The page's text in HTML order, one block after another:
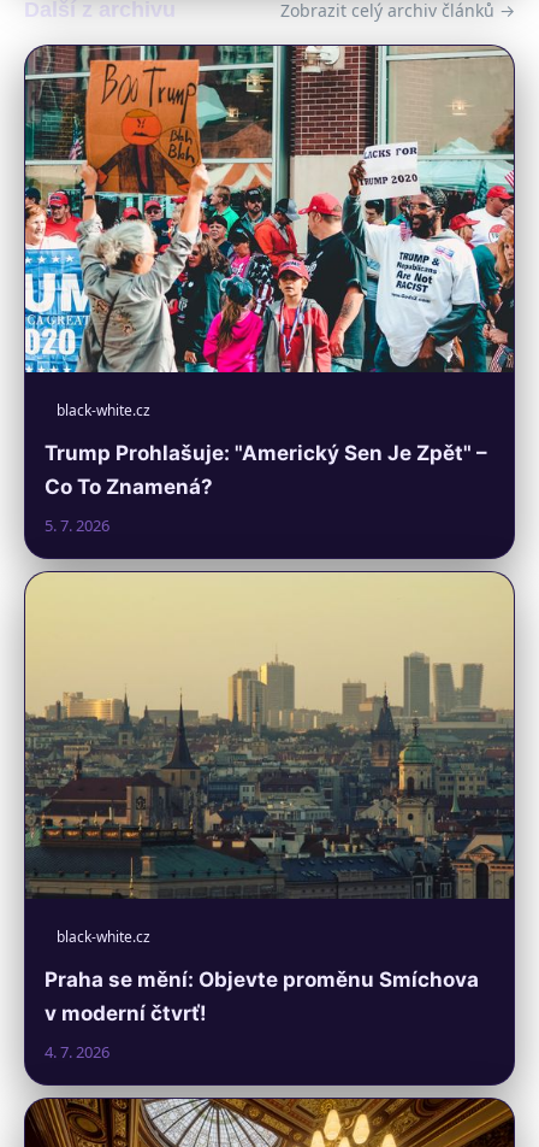
Další z archivu Zobrazit celý archiv článků →
black-white.cz
Trump Prohlašuje: "Americký Sen Je Zpět" –
Co To Znamená?
5. 7. 2026
black-white.cz
Praha se mění: Objevte proměnu Smíchova
v moderní čtvrť!
4. 7. 2026